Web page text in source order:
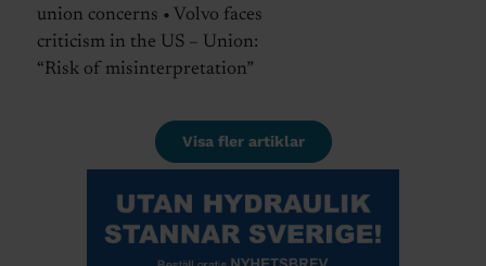
union concerns • Volvo faces
criticism in the US – Union:
“Risk of misinterpretation”
Visa fler artiklar